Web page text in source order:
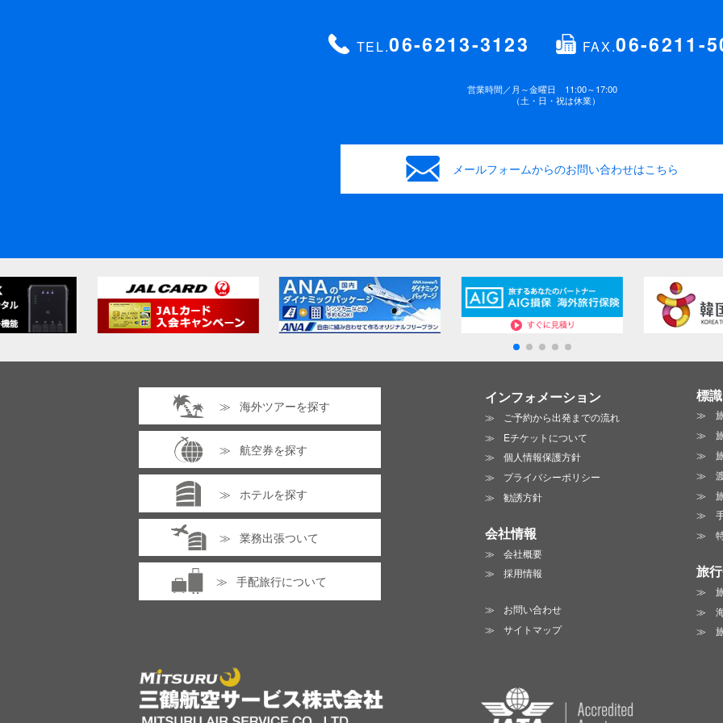
TEL.06-6213-3123 FAX.06-6211-
営業時間／月～金曜日 11:00～17:00
（土・日・祝は休業）
メールフォームからのお問い合わせはこちら
海外ツアーを探す
航空券を探す
ホテルを探す
業務出張ついて
手配旅行について
インフォメーション
ご予約から出発までの流れ
Eチケットについて
個人情報保護方針
プライバシーポリシー
勧誘方針
会社情報
会社概要
採用情報
お問い合わせ
サイトマップ
標
旅